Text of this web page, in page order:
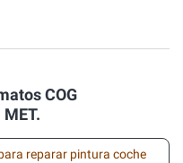
COG
MET.
reparar pintura coche